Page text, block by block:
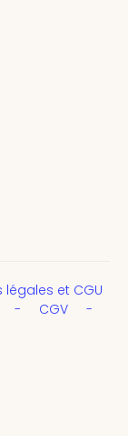
légales et CGU
CGV